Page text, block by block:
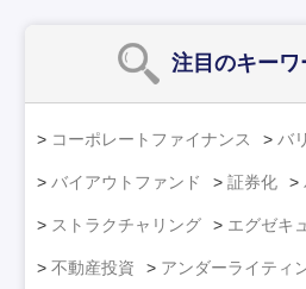
注目のキーワ
コーポレートファイナンス バ
バイアウトファンド 証券化
ストラクチャリング エグゼキ
不動産投資 アンダーライティ